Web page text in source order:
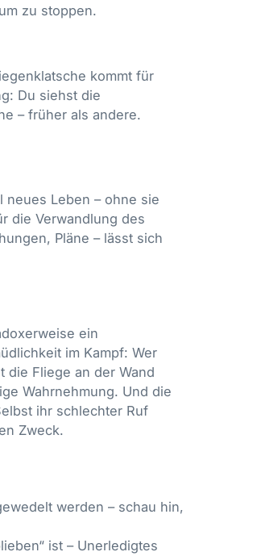
zu stoppen.
kommt für
Du siehst die
– früher als andere.
neues Leben – ohne sie
die Verwandlung des
Pläne – lässt sich
ein
im Kampf: Wer
die Fliege an der Wand
Wahrnehmung. Und die
ihr schlechter Ruf
Zweck.
werden – schau hin,
ist – Unerledigtes